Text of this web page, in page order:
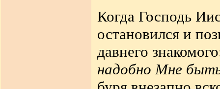
Когда Господь
остановился и
давнего
надобно Мне